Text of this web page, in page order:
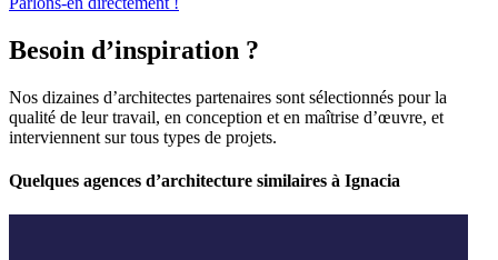
Besoin d’inspiration ?
Nos dizaines d’architectes partenaires sont sélectionnés pour la
qualité de leur travail, en conception et en maîtrise d’œuvre, et
interviennent sur tous types de projets.
Quelques agences d’architecture similaires à Ignacia